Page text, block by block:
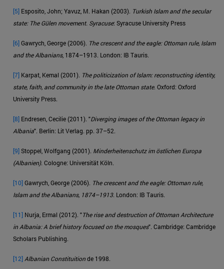
[5] Esposito, John; Yavuz, M. Hakan (2003). Turkish Islam and the secular
state: The Gülen movement. Syracuse: Syracuse University Press
[6]Gawrych, George (2006). The crescent and the eagle: Ottoman rule, Islam
and the Albanians, 1874–1913. London: IB Tauris.
[7] Karpat, Kemal (2001). The politicization of Islam: reconstructing identity,
state, faith, and community in the late Ottoman state. Oxford: Oxford
University Press.
[8] Endresen, Cecilie (2011). "Diverging images of the Ottoman legacy in
Albania". Berlin: Lit Verlag. pp. 37–52.
[9]Stoppel, Wolfgang (2001). Minderheitenschutz im östlichen Europa
(Albanien). Cologne: Universität Köln.
[10]Gawrych, George (2006). The crescent and the eagle: Ottoman rule,
Islam and the Albanians, 1874–1913. London: IB Tauris.
[11] Nurja, Ermal (2012). "The rise and destruction of Ottoman Architecture
in Albania: A brief history focused on the mosques". Cambridge: Cambridge
Scholars Publishing.
[12] Albanian Constituitionde 1998.